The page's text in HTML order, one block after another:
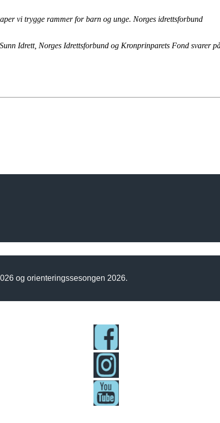
vi trygge rammer for barn og unge. Norges idrettsforbund
Idrett, Norges Idrettsforbund og Kronprinparets Fond svarer
og orienteringssesongen 2026.